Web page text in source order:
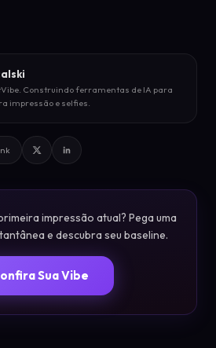
Construindo ferramentas de IA para
impressão e selfies.
impressão atual? Pega uma
e descubra seu baseline.
Sua Vibe